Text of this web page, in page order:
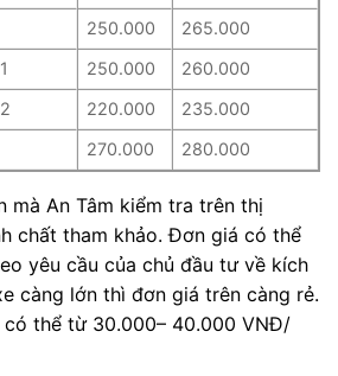
250.000
265.000
250.000
260.000
220.000
235.000
270.000 280.000
mà An Tâm kiểm tra trên thị
chất tham khảo. Đơn giá có thể
yêu cầu của chủ đầu tư về kích
càng lớn thì đơn giá trên càng rẻ.
có thể từ 30.000– 40.000 VNĐ/